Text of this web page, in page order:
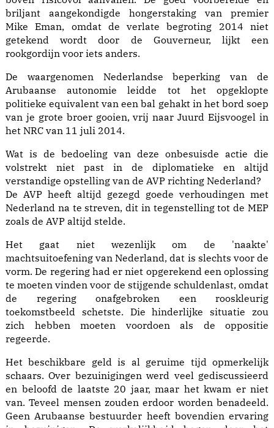
briljant aangekondigde hongerstaking van premier
Mike Eman, omdat de verlate begroting 2014 niet
getekend wordt door de Gouverneur, lijkt een
rookgordijn voor iets anders.
De waargenomen Nederlandse beperking van de
Arubaanse autonomie leidde tot het opgeklopte
politieke equivalent van een bal gehakt in het bord soep
van je grote broer gooien, vrij naar Juurd Eijsvoogel in
het NRC van 11 juli 2014.
Wat is de bedoeling van deze onbesuisde actie die
volstrekt niet past in de diplomatieke en altijd
verstandige opstelling van de AVP richting Nederland?
De AVP heeft altijd gezegd goede verhoudingen met
Nederland na te streven, dit in tegenstelling tot de MEP
zoals de AVP altijd stelde.
Het gaat niet wezenlijk om de 'naakte'
machtsuitoefening van Nederland, dat is slechts voor de
vorm. De regering had er niet opgerekend een oplossing
te moeten vinden voor de stijgende schuldenlast, omdat
de regering onafgebroken een rooskleurig
toekomstbeeld schetste. Die hinderlijke situatie zou
zich hebben moeten voordoen als de oppositie
regeerde.
Het beschikbare geld is al geruime tijd opmerkelijk
schaars. Over bezuinigingen werd veel gediscussieerd
en beloofd de laatste 20 jaar, maar het kwam er niet
van. Teveel mensen zouden erdoor worden benadeeld.
Geen Arubaanse bestuurder heeft bovendien ervaring